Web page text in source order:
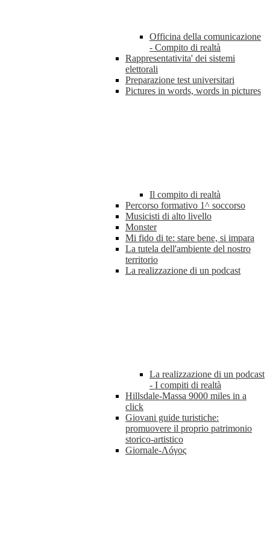
Officina della comunicazione
- Compito di realtà
Rappresentativita' dei sistemi
elettorali
Preparazione test universitari
Pictures in words, words in pictures
Il compito di realtà
Percorso formativo 1^ soccorso
Musicisti di alto livello
Monster
Mi fido di te: stare bene, si impara
La tutela dell'ambiente del nostro
territorio
La realizzazione di un podcast
La realizzazione di un podcast
- I compiti di realtà
Hillsdale-Massa 9000 miles in a
click
Giovani guide turistiche:
promuovere il proprio patrimonio
storico-artistico
Giornale-Λóγος